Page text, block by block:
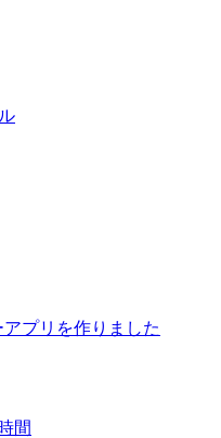
プリを作りました
間